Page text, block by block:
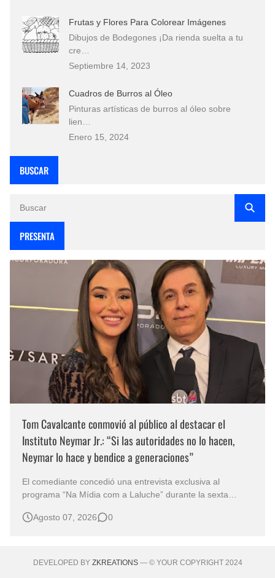
Frutas y Flores Para Colorear Imágenes
Dibujos de Bodegones ¡Da rienda suelta a tu
cre…
Septiembre 14, 2023
Cuadros de Burros al Óleo
Pinturas artísticas de burros al óleo sobre
lien…
Enero 15, 2024
BUSCAR
PRESENTA
Tom Cavalcante conmovió al público al destacar el
Instituto Neymar Jr.: “Si las autoridades no lo hacen,
Neymar lo hace y bendice a generaciones”
El comediante concedió una entrevista exclusiva al
programa “Na Mídia com a Laluche” durante la sexta
eventos benéficos más importantes de Brasil. En medio del
Agosto 07, 2026 0
DEVELOPED BY ZKREATIONS— © YOUR COPYRIGHT 2024